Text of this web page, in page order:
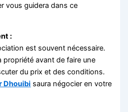
vous guidera dans ce
:
est souvent nécessaire.
propriété avant de faire une
du prix et des conditions.
Dhouibi saura négocier en votre